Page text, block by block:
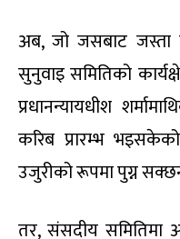
अब, जो जसबाट जस्ता
सुनुवाइ समितिको
प्रधानन्यायधीश
करिब प्रारम्भ
उजुरीको रूपमा पुग्न
तर, संसदीय समितिमा